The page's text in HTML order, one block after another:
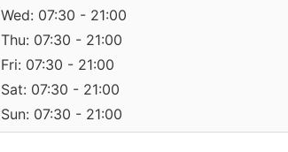
Wed: 07:30 - 21:00
Thu: 07:30 - 21:00
Fri: 07:30 - 21:00
Sat: 07:30 - 21:00
Sun: 07:30 - 21:00